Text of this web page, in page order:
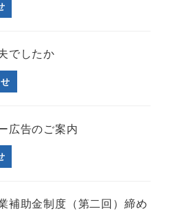
でしたか
広告のご案内
補助金制度（第二回）締め